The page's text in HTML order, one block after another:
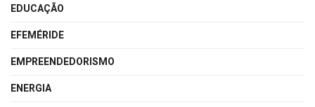
EDUCAÇÃO
EFEMÉRIDE
EMPREENDEDORISMO
ENERGIA